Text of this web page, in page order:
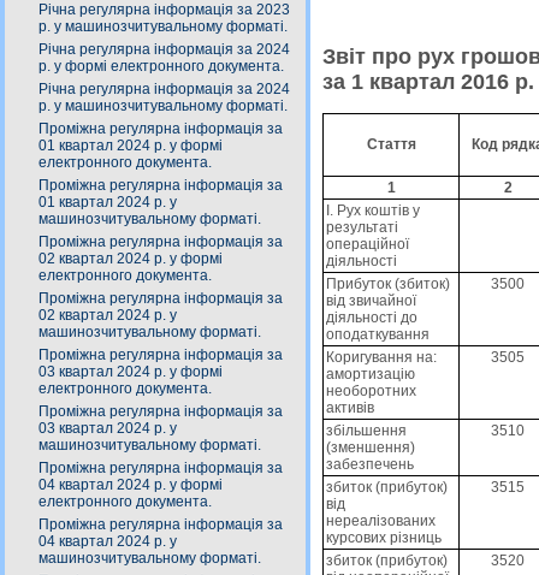
Річна регулярна інформація за 2023
р. у машинозчитувальному форматі.
Річна регулярна інформація за 2024
р. у формі електронного документа.
Річна регулярна інформація за 2024
р. у машинозчитувальному форматі.
Проміжна регулярна інформація за
01 квартал 2024 р. у формі
електронного документа.
Проміжна регулярна інформація за
01 квартал 2024 р. у
машинозчитувальному форматі.
Проміжна регулярна інформація за
02 квартал 2024 р. у формі
електронного документа.
Проміжна регулярна інформація за
02 квартал 2024 р. у
машинозчитувальному форматі.
Проміжна регулярна інформація за
03 квартал 2024 р. у формі
електронного документа.
Проміжна регулярна інформація за
03 квартал 2024 р. у
машинозчитувальному форматі.
Проміжна регулярна інформація за
04 квартал 2024 р. у формі
електронного документа.
Проміжна регулярна інформація за
04 квартал 2024 р. у
машинозчитувальному форматі.
Звіт про рух
за 1 квартал 2016 р.
Стаття Код
1
2
I. Рух коштів у
результаті
операційної
діяльності
Прибуток (збиток)
від звичайної
діяльності до
оподаткування
3500
Коригування на:
амортизацію
необоротних
активів
3505
збільшення
(зменшення)
забезпечень
3510
збиток (прибуток)
від
нереалізованих
курсових різниць
3515
збиток (прибуток)
3520